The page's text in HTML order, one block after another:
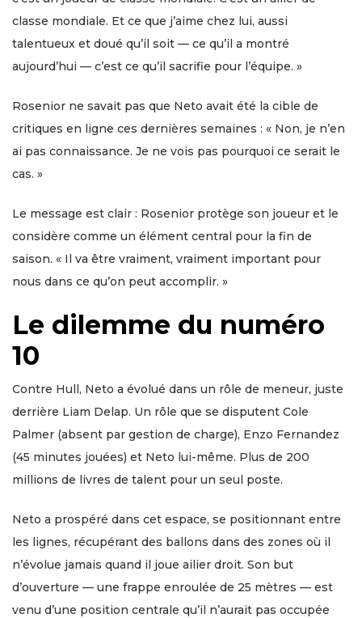
classe mondiale. Et ce que j’aime chez lui, aussi
talentueux et doué qu’il soit — ce qu’il a montré
aujourd’hui — c’est ce qu’il sacrifie pour l’équipe. »
Rosenior ne savait pas que Neto avait été la cible de
critiques en ligne ces dernières semaines : « Non, je n’en
ai pas connaissance. Je ne vois pas pourquoi ce serait le
cas. »
Le message est clair : Rosenior protège son joueur et le
considère comme un élément central pour la fin de
saison. « Il va être vraiment, vraiment important pour
nous dans ce qu’on peut accomplir. »
Le dilemme du numéro
10
Contre Hull, Neto a évolué dans un rôle de meneur, juste
derrière Liam Delap. Un rôle que se disputent Cole
Palmer (absent par gestion de charge), Enzo Fernandez
(45 minutes jouées) et Neto lui-même. Plus de 200
millions de livres de talent pour un seul poste.
Neto a prospéré dans cet espace, se positionnant entre
les lignes, récupérant des ballons dans des zones où il
n’évolue jamais quand il joue ailier droit. Son but
d’ouverture — une frappe enroulée de 25 mètres — est
venu d’une position centrale qu’il n’aurait pas occupée